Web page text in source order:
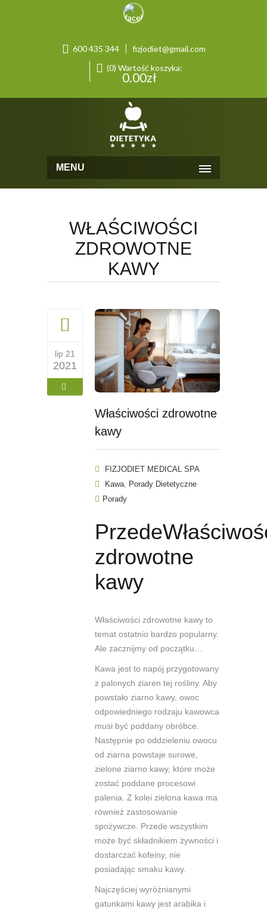
600 435 344
fizjodiet@gmail.com
(0) Wartość koszyka:
0.00zł
MENU
WŁAŚCIWOŚCI
ZDROWOTNE
KAWY
lip 21
2021
Właściwości zdrowotne
kawy
FIZJODIET MEDICAL SPA
Kawa
Porady Dietetyczne
Porady
zdrowotne
kawy
Właściwości zdrowotne kawy to
temat ostatnio bardzo popularny.
Ale zacznijmy od początku…
Kawa jest to napój przygotowany
z palonych ziaren tej rośliny. Aby
powstało ziarno kawy, owoc
odpowiedniego rodzaju kawowca
musi być poddany obróbce.
Następnie po oddzieleniu owocu
od ziarna powstaje surowe,
zielone ziarno kawy, które może
zostać poddane procesowi
palenia. Z kolei zielona kawa ma
również zastosowanie
spożywcze. Przede wszystkim
może być składnikiem żywności i
dostarczać kofeiny, nie
posiadając smaku kawy.
Najczęściej wyróżnianymi
gatunkami kawy jest arabika i